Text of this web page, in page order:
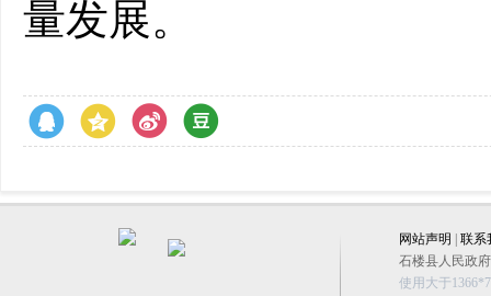
量发展。
网站声明
联系
石楼县人民政
使用大于